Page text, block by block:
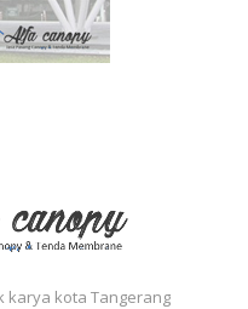
karya kota Tangerang